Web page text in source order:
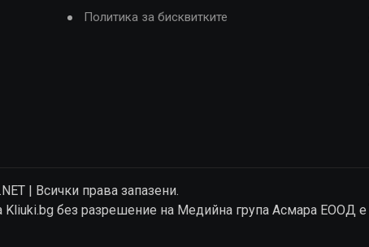
Политика за бисквитките
| Всички права запазени.
без разрешение на Медийна група Асмара ЕООД е